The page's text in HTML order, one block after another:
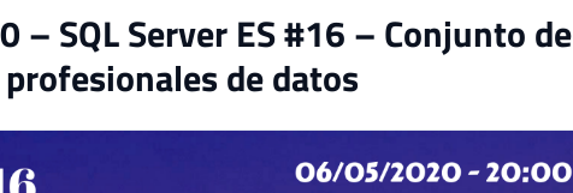
SQL Server ES #16 – Conjunto de
de datos